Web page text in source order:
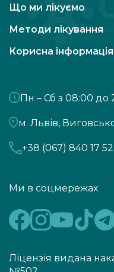
Корисна інформація
Методи лікування
Що ми лікуємо
Пн – Сб з 08:00 до
м. Львів,
+38 (067) 840 17 52
Ми в соцмережах
Ліцензія видана